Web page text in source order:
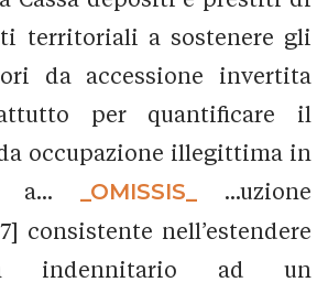
territoriali a sostenere gli
da accessione invertita
per quantificare il
occupazione illegittima in
a...
_OMISSIS_
...uzione
consistente nell’estendere
indennitario ad un